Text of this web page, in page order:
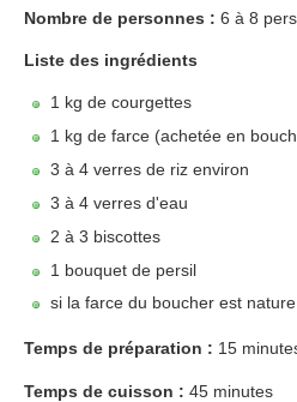
Nombre de personnes : 6 à 8
Liste des ingrédients
1 kg de courgettes
1 kg de farce (achetée en
3 à 4 verres de riz environ
3 à 4 verres d'eau
2 à 3 biscottes
1 bouquet de persil
si la farce du boucher est
Temps de préparation : 15
Temps de cuisson : 45 minutes